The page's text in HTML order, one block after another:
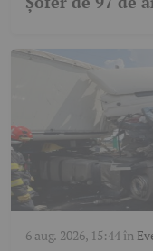
6 aug. 2026, 15:44în